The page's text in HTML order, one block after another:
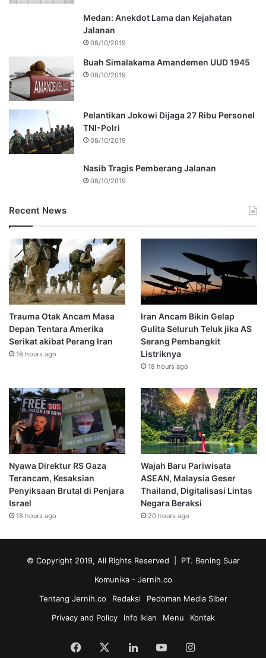
Medan: Anekdot Lama dan Kejahatan
Jalanan
08/10/2019
Buah Simalakama Amandemen UUD 1945
08/10/2019
Pelantikan Jokowi Dijaga 27 Ribu Personel
TNI-Polri
08/10/2019
Nasib Tragis Pemberang Jalanan
08/10/2019
Recent News
Trauma Otak Ancam Masa
Depan Tentara Amerika
Serikat akibat Perang Iran
18 hours ago
Iran Ancam Bikin Gelap
Gulita Seluruh Teluk jika AS
Serang Pembangkit
Listriknya
18 hours ago
Nyawa Direktur RS Gaza
Terancam, Kesaksian
Penyiksaan Brutal di Penjara
Israel
18 hours ago
Wajah Baru Pariwisata
ASEAN, Malaysia Geser
Thailand, Digitalisasi Lintas
Negara Beraksi
20 hours ago
© Copyright 2019, All Rights Reserved | PT. Bening Suar
Komunika - Jernih.co
Tentang Jernih.co
Redaksi
Pedoman Media Siber
Privacy and Policy
Info Iklan Menu Kontak
Facebook LinkedInYouTubeInstagram